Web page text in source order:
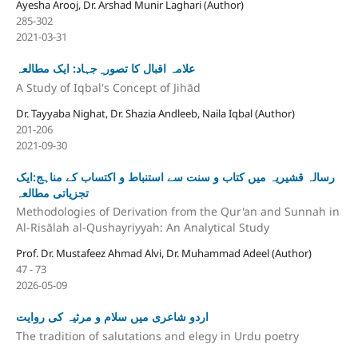
Ayesha Arooj, Dr. Arshad Munir Laghari (Author)
285-302
2021-03-31
علامہ اقبال کا تصور ِ جہاد: ایک مطالعہ
A Study of Iqbal's Concept of Jihād
Dr. Tayyaba Nighat, Dr. Shazia Andleeb, Naila Iqbal (Author)
201-206
2021-09-30
رسالہ قشیریہ میں کتاب و سنت سے استنباط و اکتساب کے مناہج:ایک
تجزیاتی مطالعہ
Methodologies of Derivation from the Qur'an and Sunnah in
Al-Risālah al-Qushayriyyah: An Analytical Study
Prof. Dr. Mustafeez Ahmad Alvi, Dr. Muhammad Adeel (Author)
47 - 73
2026-05-09
اردو شاعری میں سلام و مرثیہ کی روایت
The tradition of salutations and elegy in Urdu poetry